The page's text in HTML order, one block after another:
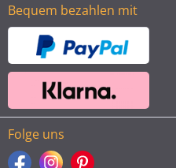
Bequem bezahlen mit
Folge uns